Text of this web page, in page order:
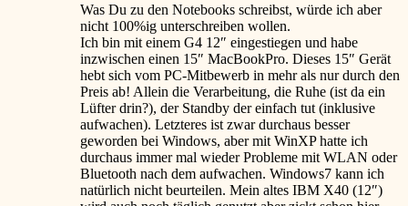
Was Du zu den Notebooks schreibst, würde ich aber
nicht 100%ig unterschreiben wollen.
Ich bin mit einem G4 12″ eingestiegen und habe
inzwischen einen 15″ MacBookPro. Dieses 15″ Gerät
hebt sich vom PC-Mitbewerb in mehr als nur durch den
Preis ab! Allein die Verarbeitung, die Ruhe (ist da ein
Lüfter drin?), der Standby der einfach tut (inklusive
aufwachen). Letzteres ist zwar durchaus besser
geworden bei Windows, aber mit WinXP hatte ich
durchaus immer mal wieder Probleme mit WLAN oder
Bluetooth nach dem aufwachen. Windows7 kann ich
natürlich nicht beurteilen. Mein altes IBM X40 (12″)